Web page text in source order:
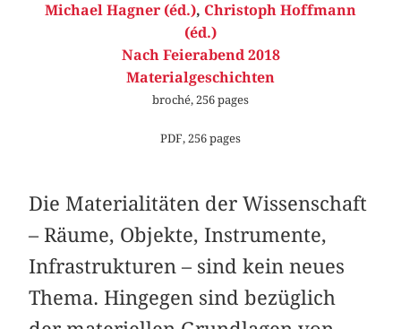
Michael Hagner (éd.), Christoph Hoffmann
(éd.)
Nach Feierabend 2018
Materialgeschichten
broché, 256 pages
PDF, 256 pages
Die Materialitäten der Wissenschaft
– Räume, Objekte, Instrumente,
Infrastrukturen – sind kein neues
Thema. Hingegen sind bezüglich